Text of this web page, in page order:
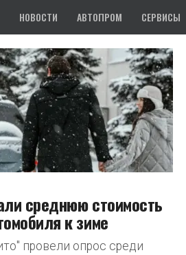
НОВОСТИ АВТОПРОМ СЕРВИСЫ
среднюю стоимость
к зиме
провели опрос среди